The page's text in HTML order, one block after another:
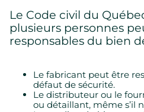
Le Code civil du
plusieurs personnes
responsables du bien
Le fabricant peut être
défaut de sécurité.
Le distributeur ou le
ou détaillant, même s’il